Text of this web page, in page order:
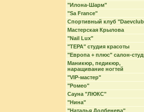
"Илона-Шарм"
"Sa France"
Спортивный клуб
Мастерская Крылова
"Nail Lux"
"ТЕРА" студия красоты
"Европа + плюс" салон-
Маникюр, педикюр,
наращивание ногтей
"VIP-мастер"
"Ромео"
Сауна "ЛЮКС"
"Нина"
"Наталья Долбенева"